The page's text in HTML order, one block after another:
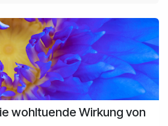
wohltuende Wirkung von